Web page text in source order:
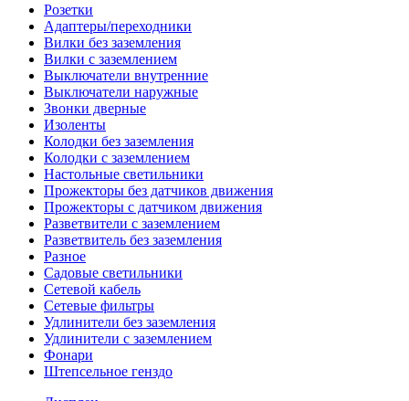
Розетки
Адаптеры/переходники
Вилки без заземления
Вилки с заземлением
Выключатели внутренние
Выключатели наружные
Звонки дверные
Изоленты
Колодки без заземления
Колодки с заземлением
Настольные светильники
Прожекторы без датчиков движения
Прожекторы с датчиком движения
Разветвители с заземлением
Разветвитель без заземления
Разное
Садовые светильники
Сетевой кабель
Сетевые фильтры
Удлинители без заземления
Удлинители с заземлением
Фонари
Штепсельное генздо